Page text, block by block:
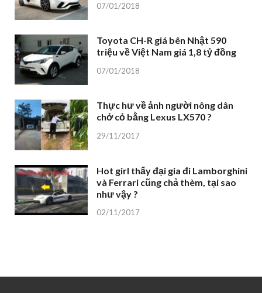
07/01/2018
Toyota CH-R giá bên Nhật 590
triệu về Việt Nam giá 1,8 tỷ đồng
07/01/2018
Thực hư về ảnh người nông dân
chở cỏ bằng Lexus LX570 ?
29/11/2017
Hot girl thấy đại gia đi Lamborghini
và Ferrari cũng chả thèm, tại sao
như vậy ?
02/11/2017